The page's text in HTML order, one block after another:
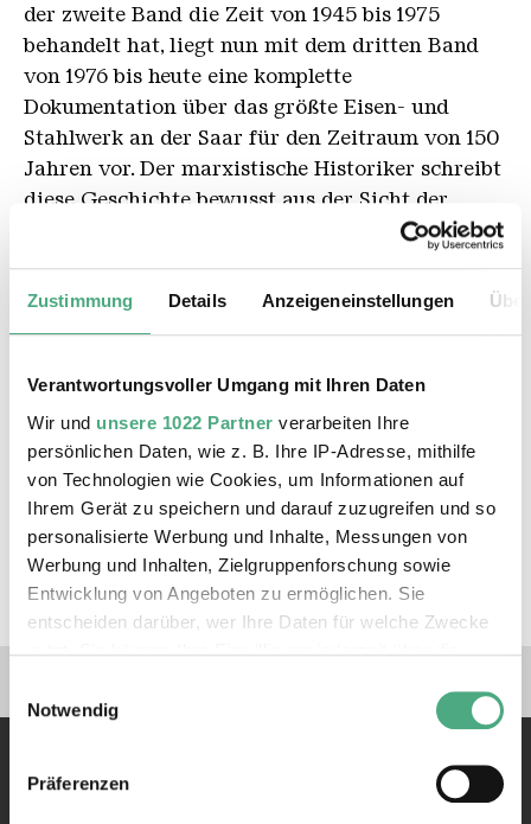
Zustimmung Details Anzeigeneinstellungen
Verantwortungsvoller Umgang mit Ihren Daten
Wir und unsere 1022 Partner verarbeiten Ihre
persönlichen Daten, wie z. B. Ihre IP-Adresse, mithilfe
von Technologien wie Cookies, um Informationen auf
Ihrem Gerät zu speichern und darauf zuzugreifen und so
personalisierte Werbung und Inhalte, Messungen von
Werbung und Inhalten, Zielgruppenforschung sowie
Entwicklung von Angeboten zu ermöglichen. Sie
entscheiden darüber, wer Ihre Daten für welche Zwecke
nutzt. Sie können Ihre Einwilligung jederzeit über die
Trigger Symbol ändern oder widerrufen
Informationen über Ihre geografische Lage erfassen,
Notwendig
Präferenzen
der zweite Band die Zeit von 1945 bis 1975
behandelt hat, liegt nun mit dem dritten Band
von 1976 bis heute eine komplette
Dokumentation über das größte Eisen- und
Stahlwerk an der Saar für den Zeitraum von 150
Jahren vor. Der marxistische Historiker schreibt
diese Geschichte bewusst aus der Sicht der
arbeitenden Menschen. Am Donnerstag, den 30.
seinen Beitrag zur saarländischen Industrie- und
vor. Der Eintritt ist frei.
Gefördert von der Peter Imandt
Gesellschaft/Rosa Luxemburg Stiftung